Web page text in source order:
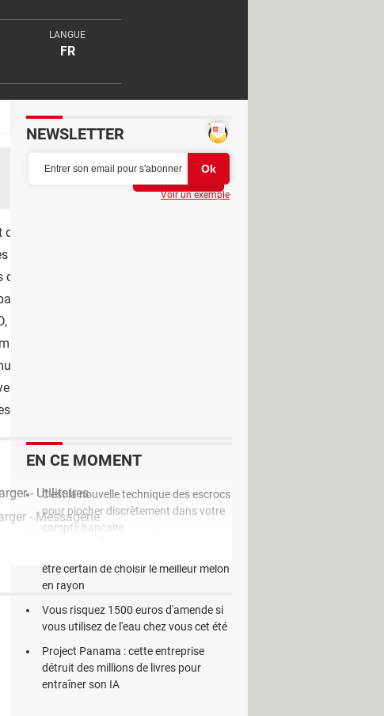
LANGUE
FR
pouvoir enregistrer ou de créer vos
pistes pour pratiquer votre instrument
pour cela, sélectionnez un style de
basse et les accords que vous
vous pouvez personnaliser vos
le tempo et la clé en un instant.
des solos, improvisation et
des idées musicales très rapidement.
- Utilitaires
- Messagerie
NEWSLETTER
Voir un exemple
EN CE MOMENT
C'est la nouvelle technique des escrocs
pour piocher discrètement dans votre
compte bancaire
être certain de choisir le meilleur melon
en rayon
Vous risquez 1500 euros d'amende si
vous utilisez de l'eau chez vous cet été
Project Panama : cette entreprise
détruit des millions de livres pour
entraîner son IA